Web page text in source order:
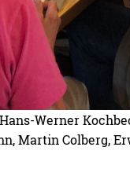
Werner
Martin Colberg,